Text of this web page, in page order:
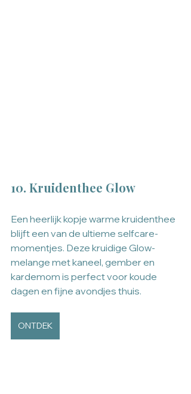
10. Kruidenthee Glow
Een heerlijk kopje warme kruidenthee
blijft een van de ultieme selfcare-
momentjes. Deze kruidige Glow-
melange met kaneel, gember en
kardemom is perfect voor koude
dagen en fijne avondjes thuis.
ONTDEK